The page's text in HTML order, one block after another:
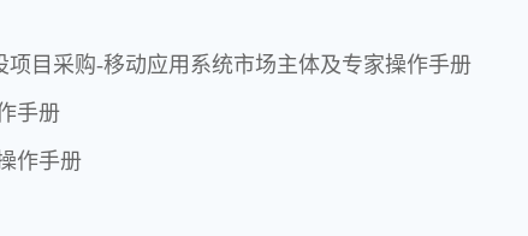
目采购-移动应用系统市场主体及专家操作手册
手册
作手册